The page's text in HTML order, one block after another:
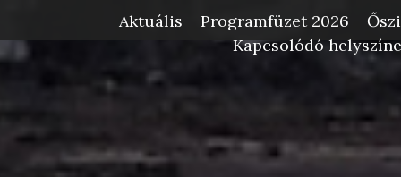
Aktuális Programfüzet 2026
Kapcsolódó